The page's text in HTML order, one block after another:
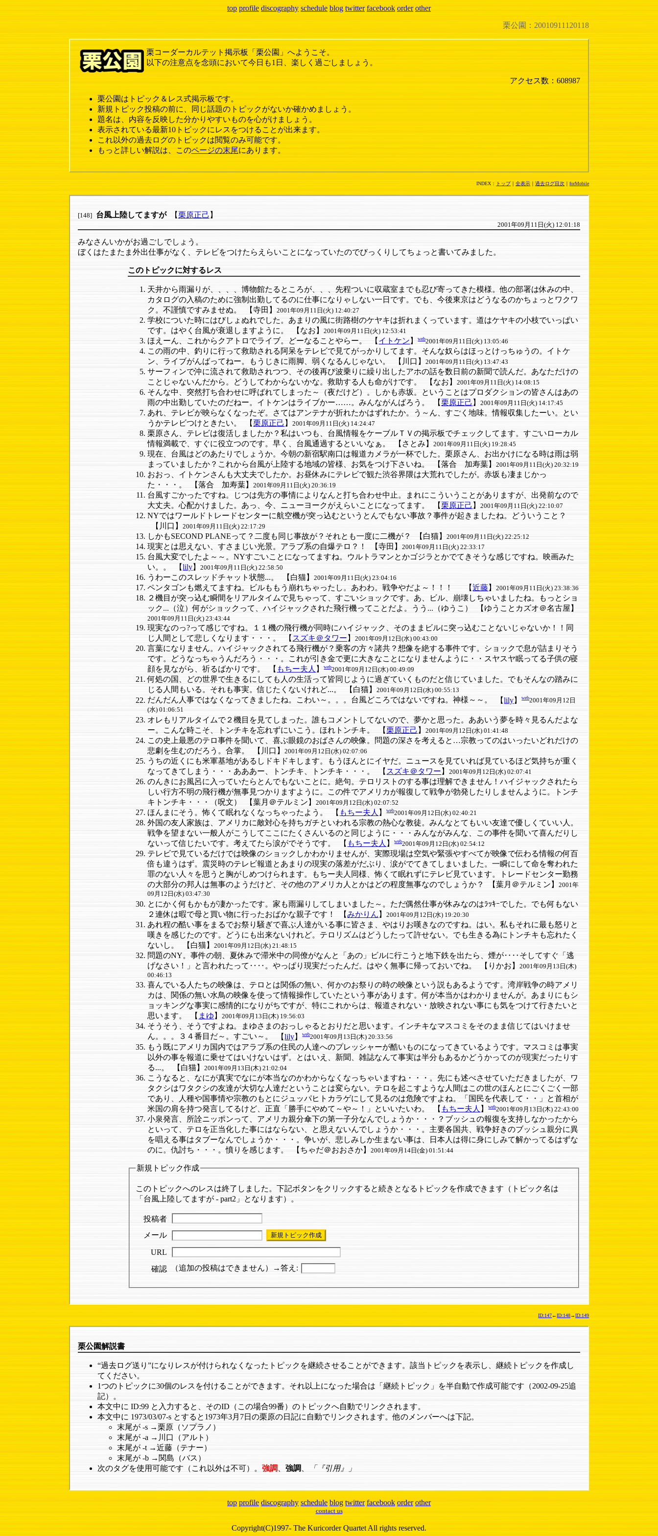
top profile discography schedule blog twitter facebook order other
栗公園：20010911120118
栗コーダーカルテット掲示板「栗公園」へようこそ。
以下の注意点を念頭において今日も1日、楽しく過ごしましょう。
アクセス数：608987
栗公園はトピック＆レス式掲示板です。
新規トピック投稿の前に、同じ話題のトピックがないか確かめましょう。
題名は、内容を反映した分かりやすいものを心がけましょう。
表示されている最新10トピックにレスをつけることが出来ます。
これ以外の過去ログのトピックは閲覧のみ可能です。
もっと詳しい解説は、このページの末尾にあります。
INDEX： トップ｜全表示 ｜過去ログ目次 ｜forMobile
[148] 台風上陸してますが 【栗原正己 】
2001年09月11日(火) 12:01:18
みなさんいかがお過ごしでしょう。
ぼくはたまたま外出仕事がなく、テレビをつけたらえらいことになっていたのでびっくりしてちょっと書いてみました。
このトピックに対するレス
天井から雨漏りが、、、、博物館たるところが、、、先程ついに収蔵室までも忍び寄ってきた模様。他の部署は休みの中、
カタログの入稿のために強制出勤してるのに仕事になりゃしない一日です。でも、今後東京はどうなるのかちょっとワクワ
ク。不謹慎ですみませぬ。
【寺田】2001年09月11日(火) 12:40:27
学校についた時にはびしょぬれでした。あまりの風に街路樹のケヤキは折れまくっています。道はケヤキの小枝でいっぱい
です。はやく台風が衰退しますように。
【なお】2001年09月11日(火) 12:53:41
ほえーん、これからクアトロでライブ。どーなることやらー。 【 イトケン 】web2001年09月11日(火) 13:05:46
この雨の中、釣りに行って救助される阿呆をテレビで見てがっかりしてます。そんな奴らはほっとけっちゅうの。イトケ
ン、ライブがんばってねー。もうじきに雨脚、弱くなるんじゃない。
【川口】2001年09月11日(火) 13:47:43
サーフィンで沖に流されて救助されつつ、その後再び波乗りに繰り出したアホの話を数日前の新聞で読んだ。あなただけの
ことじゃないんだから。どうしてわからないかな。救助する人も命がけです。
【なお】2001年09月11日(火) 14:08:15
そんな中、突然打ち合わせに呼ばれてしまった～（夜だけど）。しかも赤坂。ということはプロダクションの皆さんはあの
雨の中出勤していたのだねー。イトケンはライブかー……。みんながんばろう。
【栗原正己 】2001年09月11日(火) 14:17:45
あれ、テレビが映らなくなったぞ。さてはアンテナが折れたかはずれたか。う～ん、すごく地味。情報収集したーい。とい
うかテレビつけときたい。
【栗原正己 】2001年09月11日(火) 14:24:47
栗原さん、テレビは復活しましたか？私はいつも、台風情報をケーブルＴＶの掲示板でチェックしてます。すごいローカル
情報満載で、すぐに役立つのです。早く、台風通過するといいなぁ。
【さとみ】2001年09月11日(火) 19:28:45
現在、台風はどのあたりでしょうか。今朝の新宿駅南口は報道カメラが一杯でした。栗原さん、お出かけになる時は雨は弱
まっていましたか？これから台風が上陸する地域の皆様、お気をつけ下さいね。
【落合 加寿葉】2001年09月11日(火) 20:32:19
おおっ、イトケンさんも大丈夫でしたか。お昼休みにテレビで観た渋谷界隈は大荒れでしたが。赤坂も凄まじかっ
た・・・。
【落合 加寿葉】2001年09月11日(火) 20:36:19
台風すごかったですね。じつは先方の事情によりなんと打ち合わせ中止。まれにこういうことがありますが、出発前なので
大丈夫。心配かけました。あっ、今、ニューヨークがえらいことになってます。
【栗原正己 】2001年09月11日(火) 22:10:07
NYではワールドトレードセンターに航空機が突っ込むというとんでもない事故？事件が起きましたね。どういうこと？
【川口】2001年09月11日(火) 22:17:29
しかもSECOND PLANEって？二度も同じ事故が？それとも一度に二機が？ 【白猫】2001年09月11日(火) 22:25:12
現実とは思えない、すさまじい光景。アラブ系の自爆テロ？！ 【寺田】2001年09月11日(火) 22:33:17
台風大変でしたよ～～。NYすごいことになってますね。ウルトラマンとかゴジラとかでてきそうな感じですね。映画みた
い。。
【lily】2001年09月11日(火) 22:58:50
うわーこのスレッドチャット状態...。 【白猫】2001年09月11日(火) 23:04:16
ペンタゴンも燃えてますね。ビルももう崩れちゃったし。あわわ。戦争やだよ～！！！ 【近藤】2001年09月11日(火) 23:38:36
２機目が突っ込む瞬間をリアルタイムで見ちゃって、すごいショックです。あ、ビル、崩壊しちゃいましたね。もっとショ
ック...（泣）何がショックって、ハイジャックされた飛行機ってことだよ。うう...（ゆうこ）
【ゆうことカズオ＠名古屋】
2001年09月11日(火) 23:43:44
現実なのっ?って感じですね。１１機の飛行機が同時にハイジャック、そのままビルに突っ込むことないじゃないか！！同
じ人間として悲しくなります・・・。
【 スズキ＠タワー 】2001年09月12日(水) 00:43:00
言葉になりません。ハイジャックされてる飛行機が？乗客の方々諸共？想像を絶する事件です。ショックで息が詰まりそう
です。どうなっちゃうんだろう・・・。これが引き金で更に大きなことになりませんように・・スヤスヤ眠ってる子供の寝
顔を見ながら、祈るばかりです。
【 もちー夫人 】web2001年09月12日(水) 00:49:09
何処の国、どの世界で生きるにしても人の生活って皆同じように過ぎていくものだと信じていました。でもそんなの踏みに
じる人間もいる。それも事実。信じたくないけれど...。
【白猫】2001年09月12日(水) 00:55:13
だんだん人事ではなくなってきましたね。こわい～。。。台風どころではないですね。神様～～。 【lily】web2001年09月12日
(水) 01:06:51
オレもリアルタイムで２機目を見てしまった。誰もコメントしてないので、夢かと思った。ああいう夢を時々見るんだよな
ー。こんな時こそ、トンチキを忘れずにいこう。ほれトンチキ。
【栗原正己 】2001年09月12日(水) 01:41:48
この史上最悪のテロ事件を聞いて、喜ぶ眼鏡のおばさんの映像。問題の深さを考えると…宗教ってのはいったいどれだけの
悲劇を生むのだろう。合掌。
【川口】2001年09月12日(水) 02:07:06
うちの近くにも米軍基地があるしドキドキします。もうほんとにイヤだ。ニュースを見ていれば見ているほど気持ちが重く
なってきてしまう・・・あああー、トンチキ、トンチキ・・・。
【 スズキ＠タワー 】2001年09月12日(水) 02:07:41
のんきにお風呂に入っていたらとんでもないことに。絶句。テロリストのする事は理解できません！ハイジャックされたら
しい行方不明の飛行機が無事見つかりますように。この件でアメリカが報復して戦争が勃発したりしませんように。トンチ
キトンチキ・・・（呪文）
【葉月＠テルミン】2001年09月12日(水) 02:07:52
ほんまにそう。怖くて眠れなくなっちゃったよう。 【 もちー夫人 】web2001年09月12日(水) 02:40:21
外国の友人家族は、アメリカに敵対心を持ちガチといわれる宗教の熱心な教徒。みんなとてもいい友達で優しくていい人。
戦争を望まない一般人がこうしてここにたくさんいるのと同じように・・・みんながみんな、この事件を聞いて喜んだりし
ないって信じたいです。考えてたら涙がでそうです。
【 もちー夫人 】web2001年09月12日(水) 02:54:12
テレビで見ているだけでは映像のショックしかわかりませんが、実際現場は空気や緊張やすべてが映像で伝わる情報の何百
倍も違うはず。震災時のテレビ報道とあまりの現実の落差がだぶり、涙がでてきてしまいました。一瞬にして命を奪われた
罪のない人々を思うと胸がしめつけられます。もちー夫人同様、怖くて眠れずにテレビ見ています。トレードセンター勤務
の大部分の邦人は無事のようだけど、その他のアメリカ人とかはどの程度無事なのでしょうか？
【葉月＠テルミン】2001年
09月12日(水) 03:47:30
とにかく何もかもが凄かったです。家も雨漏りしてしまいました～。ただ偶然仕事が休みなのはﾗｯｷｰでした。でも何もない
２連休は暇で母と買い物に行ったおばかな親子です！
【みかりん 】2001年09月12日(水) 19:20:30
あれ程の酷い事をまるでお祭り騒ぎで喜ぶ人達がいる事に皆さま、やはりお嘆きなのですね。はい。私もそれに最も怒りと
嘆きを感じたのです。どうにも出来ないけれど。テロリズムはどうしたって許せない。でも生きる為にトンチキも忘れたく
ないし。
【白猫】2001年09月12日(水) 21:48:15
問題のNY。事件の朝、夏休みで滞米中の同僚がなんと「あの」ビルに行こうと地下鉄を出たら、煙が‥‥そしてすぐ「逃
げなさい！」と言われたって‥‥。やっぱり現実だったんだ。はやく無事に帰っておいでね。
【りかお】2001年09月13日(木)
00:46:13
喜んでいる人たちの映像は、テロとは関係の無い、何かのお祭りの時の映像という説もあるようです。湾岸戦争の時アメリ
カは、関係の無い水鳥の映像を使って情報操作していたという事があります。何が本当かはわかりませんが。あまりにもシ
ョッキングな事実に感情的になりがちですが、特にこれからは、報道されない・放映されない事にも気をつけて行きたいと
思います。
【 まゆ 】2001年09月13日(木) 19:56:03
そうそう、そうですよね。まゆさまのおっしゃるとおりだと思います。インチキなマスコミをそのまま信じてはいけませ
ん。。。３４番目だ～。すごい～。
【lily】web2001年09月13日(木) 20:33:56
もう既にアメリカ国内ではアラブ系の住民の人達へのプレッシャーが酷いものになってきているようです。マスコミは事実
以外の事を報道に乗せてはいけないはず。とはいえ、新聞、雑誌なんて事実は半分もあるかどうかってのが現実だったりす
る...。
【白猫】2001年09月13日(木) 21:02:04
こうなると、なにが真実でなにが本当なのかわからなくなっちゃいますね・・・。先にも述べさせていただきましたが、ワ
タクシはワタクシの友達が大切な人達だということは変らない。テロを起こすような人間はこの世のほんとにごくごく一部
であり、人種や国事情や宗教のもとにジュッパヒトカラゲにして見るのは危険ですよね。「国民を代表して・・」と首相が
米国の肩を持つ発言してるけど、正直「勝手にやめて～や～！」といいたいわ。
【 もちー夫人 】web2001年09月13日(木) 22:43:00
小泉発言、所詮ニッポンって、アメリカ親分傘下の第一子分なんでしょうか・・・？ブッシュの報復を支持しなかったから
といって、テロを正当化した事にはならない、と思えないんでしょうか・・・。主要各国共、戦争好きのブッシュ親分に異
を唱える事はタブーなんでしょうか・・・。争いが、悲しみしか生まない事は、日本人は得に身にしみて解かってるはずな
のに。仇討ち・・・。憤りを感じます。
【ちゃだ＠おおさか】2001年09月14日(金) 01:51:44
新規トピック作成
このトピックへのレスは終了しました。下記ボタンをクリックすると続きとなるトピックを作成できます（トピック名は
「台風上陸してますが - part2」となります）。
投稿者
メール
URL
確認
（追加の投稿はできません）→答え:
ID:147←ID:148→ID:149
栗公園解説書
“過去ログ送り”になりレスが付けられなくなったトピックを継続させることができます。該当トピックを表示し、継続トピックを作成し
てください。
1つのトピックに30個のレスを付けることができます。それ以上になった場合は「継続トピック」を半自動で作成可能です（2002-09-25追
記）。
本文中に ID:99 と入力すると、そのID（この場合99番）のトピックへ自動でリンクされます。
本文中に 1973/03/07-s とすると1973年3月7日の栗原の日記に自動でリンクされます。他のメンバーへは下記。
末尾が -s →栗原（ソプラノ）
末尾が -a →川口（アルト）
末尾が -t →近藤（テナー）
末尾が -b →関島（バス）
次のタグを使用可能です（これ以外は不可）。 強調、 強調、 引用
top profile discography schedule blog twitter facebook order other
contact us
Copyright(C)1997- The Kuricorder Quartet All rights reserved.